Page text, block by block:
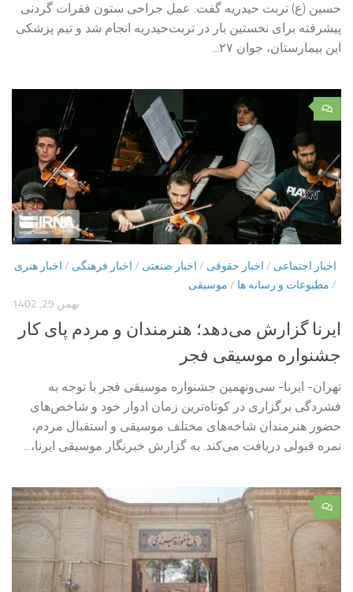
حسین (ع) تربت حیدریه گفت: عمل جراحی ستون فقرات گردنی
پیشرفته برای نخستین بار در تربت‌حیدریه انجام شد و تیم پزشکی
این بیمارستان، جوان ۲۷...
۰
اخبار اجتماعی / اخبار حقوقی / اخبار صنعتی / اخبار فرهنگی / اخبار هنری
/ مطبوعات و رسانه ها / موسیقی
بهمن 29, 1402
ایرنا گزارش می‌دهد؛ هنرمندان و مردم پای کار
جشنواره موسیقی فجر
تهران- ایرنا- سی‌ونهمین جشنواره موسیقی فجر با توجه به
فشردگی برگزاری در کوتاه‌ترین زمان ادوار خود و شاخص‌های
حضور هنرمندان شاخه‌های مختلف موسیقی و استقبال مردم،
نمره قبولی دریافت می‌کند. به گزارش خبرنگار موسیقی ایرنا،...
۰